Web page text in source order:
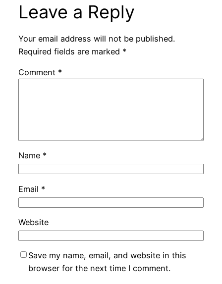
Leave a Reply
Your email address will not be published.
Required fields are marked *
Comment *
Name *
Email *
Website
Save my name, email, and website in this
browser for the next time I comment.